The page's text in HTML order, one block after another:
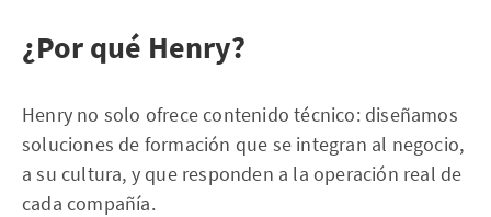
¿Por qué Henry?
Henry no solo ofrece contenido técnico: diseñamos
soluciones de formación que se integran al negocio,
a su cultura, y que responden a la operación real de
cada compañía.